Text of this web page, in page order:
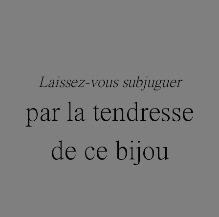
Laissez-vous subjuguer
par la tendresse
de ce bijou